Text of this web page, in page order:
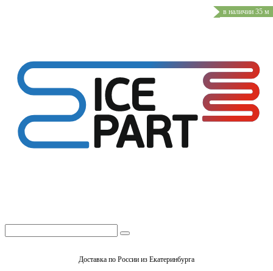
Доставка по России из Екатеринбурга
в наличии 35 м